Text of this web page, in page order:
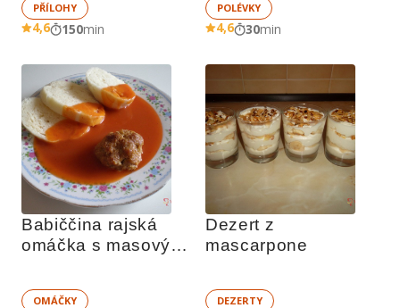
PŘÍLOHY
4,6 150min
POLÉVKY
4,6 30min
Babiččina rajská
omáčka s masovými
OMÁČKY
Dezert z
mascarpone
DEZERTY